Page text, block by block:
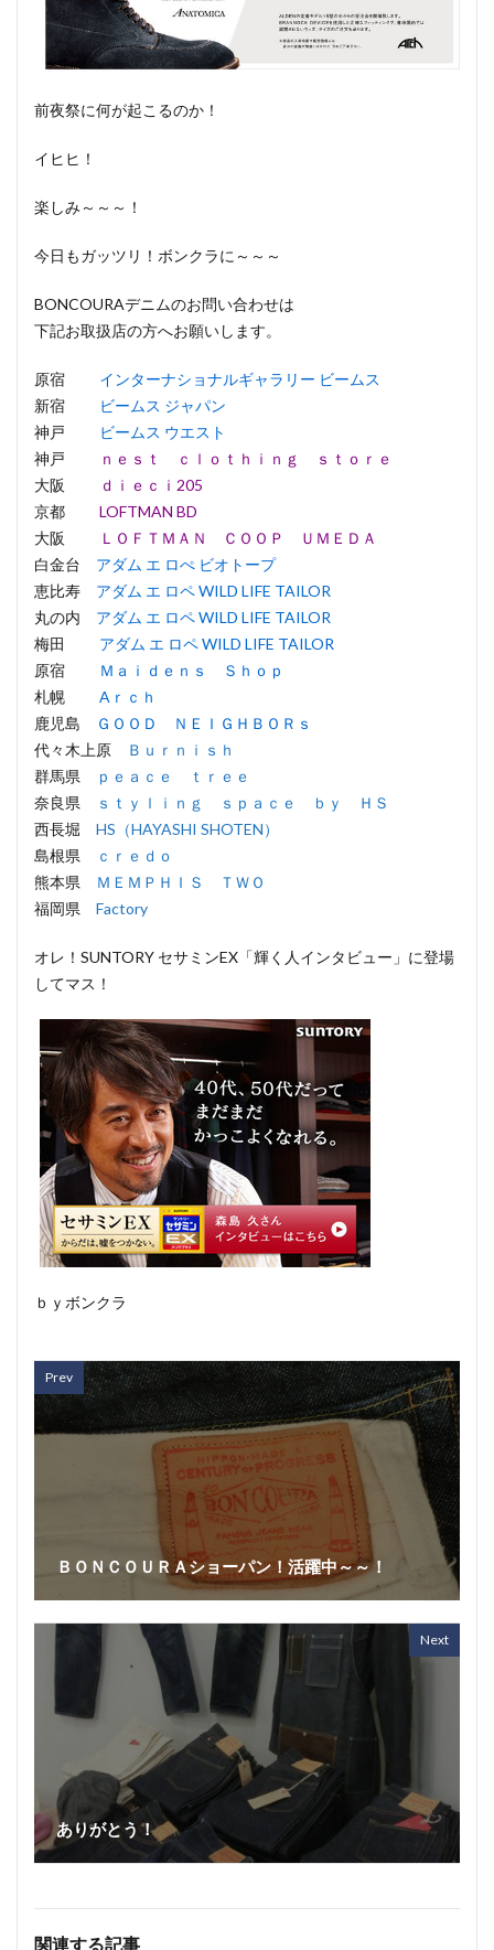
前夜祭に何が起こるのか！
イヒヒ！
楽しみ～～～！
今日もガッツリ！ボンクラに～～～
BONCOURAデニムのお問い合わせは
下記お取扱店の方へお願いします。
原宿 インターナショナルギャラリー ビームス
新宿
ビームス ジャパン
神戸
ビームス ウエスト
神戸
ｎｅｓｔ ｃｌｏｔｈｉｎｇ ｓｔｏｒｅ
大阪
ｄｉｅｃｉ205
京都 LOFTMAN BD
大阪
ＬＯＦＴＭＡＮ ＣＯＯＰ ＵＭＥＤＡ
白金台 アダム エ ロぺ ビオトープ
恵比寿 アダム エ ロペ WILD LIFE TAILOR
丸の内 アダム エ ロペ WILD LIFE TAILOR
梅田 アダム エ ロペ WILD LIFE TAILOR
原宿
Ｍａｉｄｅｎｓ Ｓｈｏｐ
札幌 Aｒｃｈ
鹿児島
ＧＯＯＤ ＮＥＩＧＨＢＯＲｓ
代々木上原
Ｂｕｒｎｉｓｈ
群馬県
ｐｅａｃｅ ｔｒｅｅ
奈良県
ｓｔｙｌｉｎｇ ｓｐａｃｅ ｂｙ ＨＳ
西長堀 HS（HAYASHI SHOTEN）
島根県
ｃｒｅｄｏ
熊本県
ＭＥＭＰＨＩＳ ＴＷＯ
福岡県 Factory
オレ！SUNTORY セサミンEX「輝く人インタビュー」に登場
してマス！
ｂｙボンクラ
Prev
ＢＯＮＣＯＵＲＡショーパン！活躍中～～！
Next
ありがとう！
関連する記事